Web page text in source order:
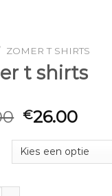
ZOMER T SHIRTS
t shirts
€26.00